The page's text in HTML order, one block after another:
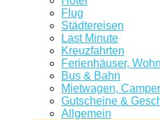
Flug
Städtereisen
Last Minute
Kreuzfahrten
Ferienhäuser,
Bus & Bahn
Mietwagen,
Gutscheine &
Allgemein